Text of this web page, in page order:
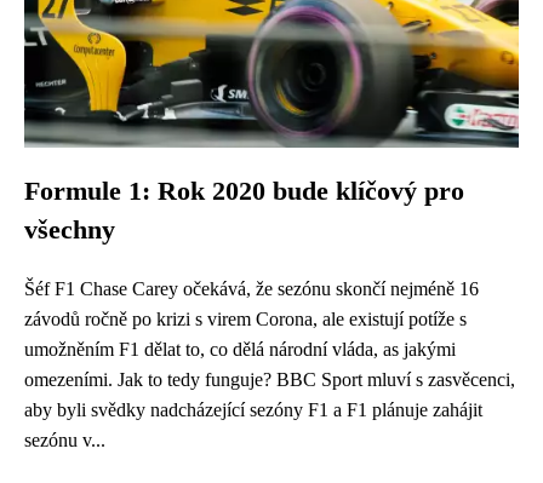
Formule 1: Rok 2020 bude klíčový pro
všechny
Šéf F1 Chase Carey očekává, že sezónu skončí nejméně 16
závodů ročně po krizi s virem Corona, ale existují potíže s
umožněním F1 dělat to, co dělá národní vláda, as jakými
omezeními. Jak to tedy funguje? BBC Sport mluví s zasvěcenci,
aby byli svědky nadcházející sezóny F1 a F1 plánuje zahájit
sezónu v...